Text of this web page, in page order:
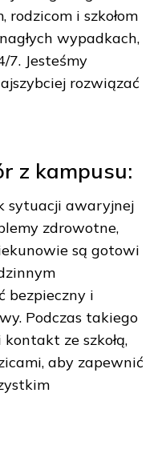
rodzicom i szkołom
wypadkach,
7. Jesteśmy
rozwiązać
z kampusu:
sytuacji awaryjnej
zdrowotne,
są gotowi
bezpieczny i
Podczas takiego
ze szkołą,
aby zapewnić